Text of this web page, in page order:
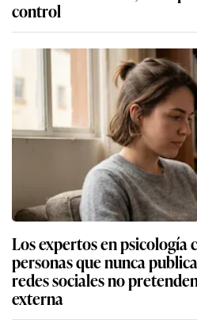
control
Los expertos en psicología
personas que nunca
redes sociales no
externa